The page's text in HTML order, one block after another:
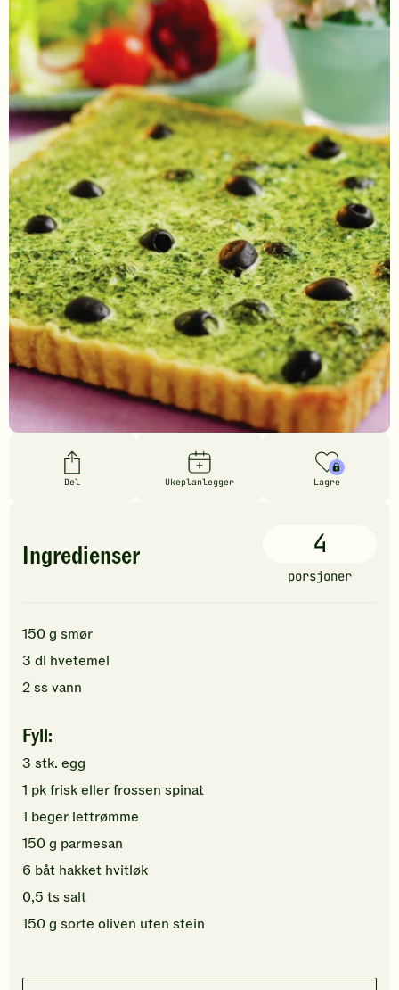
Del Ukeplanlegger Lagre
Ingredienser 4
porsjoner
150g smør
3 dl hvetemel
2ss vann
Fyll:
3 stk. egg
1 pkfrisk ellerfrossen spinat
1 beger lettrømme
150g parmesan
6 båt hakket hvitløk
0,5 ts salt
150g sorte oliven uten stein